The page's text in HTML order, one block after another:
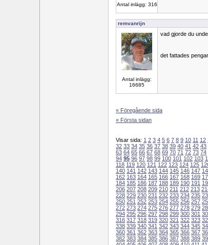
Antal inlägg: 316
remvanrijn
Antal inlägg:
16685
vad gjorde du
det fattades
« Föregående sida
« Första sidan
Visar sida: 1 2 3 4 5 6 7 8 9 10 11 12
32 33 34 35 36 37 38 39 40 41 42 43
63 64 65 66 67 68 69 70 71 72 73 74
94 95 96 97 98 99 100 101 102 103
118 119 120 121 122 123 124 125
140 141 142 143 144 145 146 147
162 163 164 165 166 167 168 169
184 185 186 187 188 189 190 191
206 207 208 209 210 211 212 213
228 229 230 231 232 233 234 235
250 251 252 253 254 255 256 257
272 273 274 275 276 277 278 279
294 295 296 297 298 299 300 301
316 317 318 319 320 321 322 323
338 339 340 341 342 343 344 345
360 361 362 363 364 365 366 367
382 383 384 385 386 387 388 389